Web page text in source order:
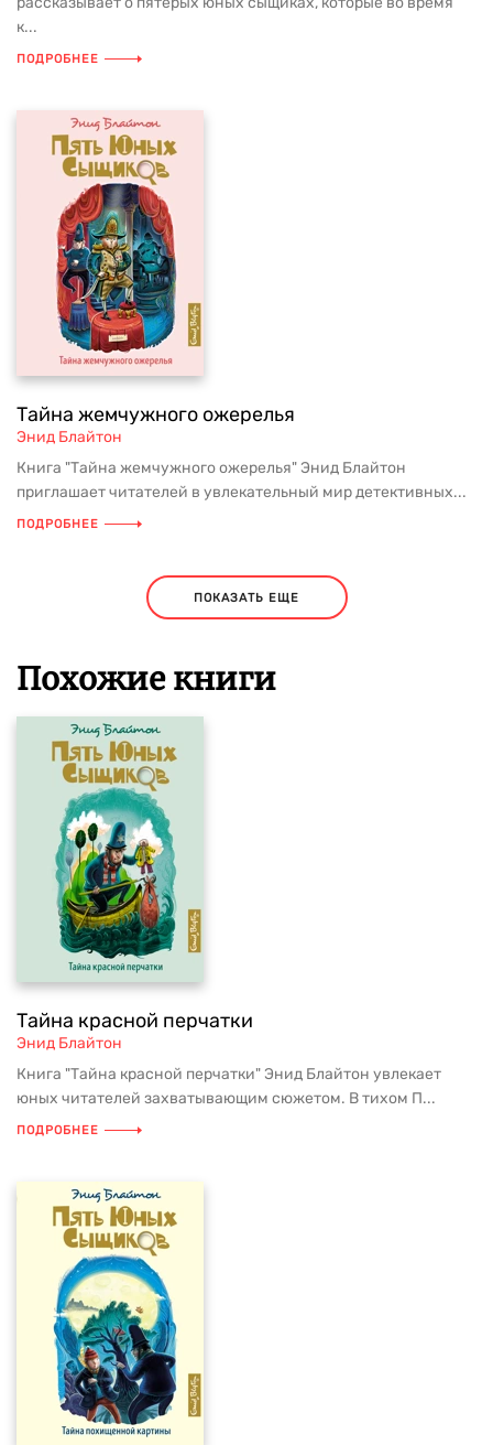
к...
ПОДРОБНЕЕ
Тайна жемчужного ожерелья
Энид Блайтон
Книга "Тайна жемчужного ожерелья" Энид Блайтон
приглашает читателей в увлекательный мир детективных...
ПОДРОБНЕЕ
ПОКАЗАТЬ ЕЩЕ
Похожие книги
Тайна красной перчатки
Энид Блайтон
Книга "Тайна красной перчатки" Энид Блайтон увлекает
юных читателей захватывающим сюжетом. В тихом П...
ПОДРОБНЕЕ